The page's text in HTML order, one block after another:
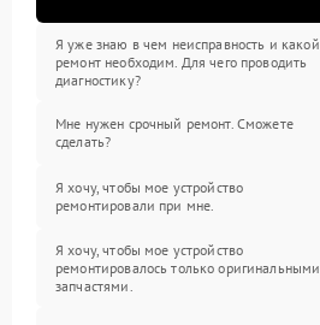
Я уже знаю в чем неисправность и какой
ремонт необходим. Для чего проводить
диагностику?
Мне нужен срочный ремонт. Сможете
сделать?
Я хочу, чтобы мое устройство
ремонтировали при мне.
Я хочу, чтобы мое устройство
ремонтировалось только оригинальными
запчастями.